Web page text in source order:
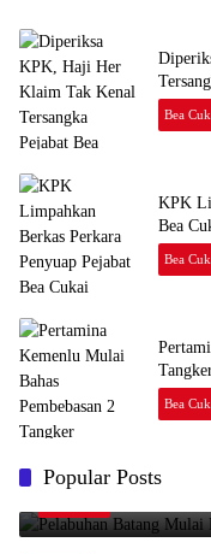
Bea
KPK
Bea
Bea
Bea
Popular Posts
1
Logistik